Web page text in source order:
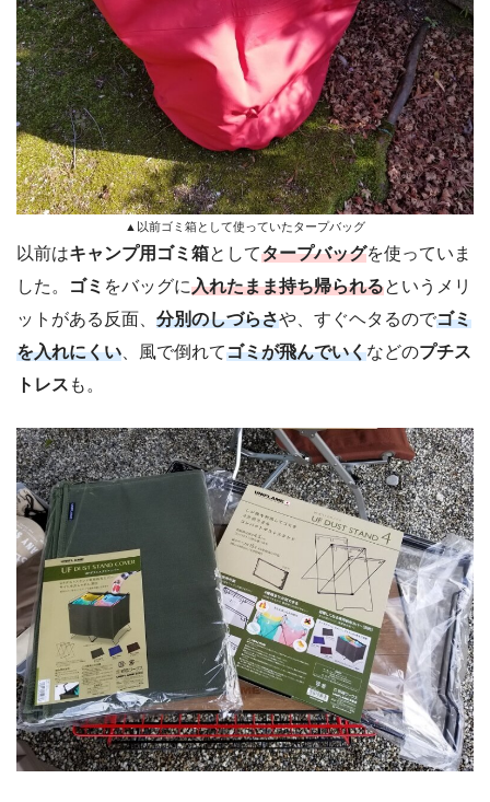
▲以前ゴミ箱として使っていたタープバッグ
以前はキャンプ用ゴミ箱としてタープバッグを使っていま
した。
ゴミ をバッグに入れたまま持ち帰られるというメリ
ットがある反面、 分別のしづらさや、すぐヘタるのでゴミ
を入れにくい 、風で倒れてゴミが飛んでいくなどのプチス
トレス も。